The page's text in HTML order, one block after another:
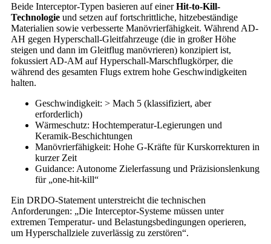
Beide Interceptor-Typen basieren auf einerHit-to-Kill-
Technologie und setzen auf fortschrittliche, hitzebeständige
Materialien sowie verbesserte Manövrierfähigkeit. Während AD-
AH gegen Hyperschall-Gleitfahrzeuge (die in großer Höhe
steigen und dann im Gleitflug manövrieren) konzipiert ist,
fokussiert AD-AM auf Hyperschall-Marschflugkörper, die
während des gesamten Flugs extrem hohe Geschwindigkeiten
halten.
Geschwindigkeit: > Mach 5 (klassifiziert, aber
erforderlich)
Wärmeschutz: Hochtemperatur-Legierungen und
Keramik-Beschichtungen
Manövrierfähigkeit: Hohe G-Kräfte für Kurskorrekturen in
kurzer Zeit
Guidance: Autonome Zielerfassung und Präzisionslenkung
für „one-hit-kill“
Ein DRDO-Statement unterstreicht die technischen
Anforderungen: „Die Interceptor-Systeme müssen unter
extremen Temperatur- und Belastungsbedingungen operieren,
um Hyperschallziele zuverlässig zu zerstören“.